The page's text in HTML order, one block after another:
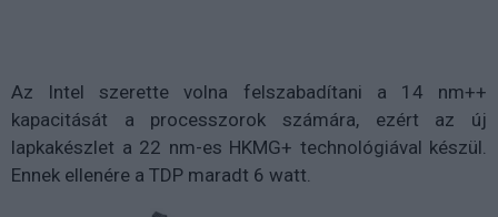
Az Intel szerette volna felszabadítani a 14 nm++
kapacitását a processzorok számára, ezért az új
lapkakészlet a 22 nm-es HKMG+ technológiával készül.
Ennek ellenére a TDP maradt 6 watt.